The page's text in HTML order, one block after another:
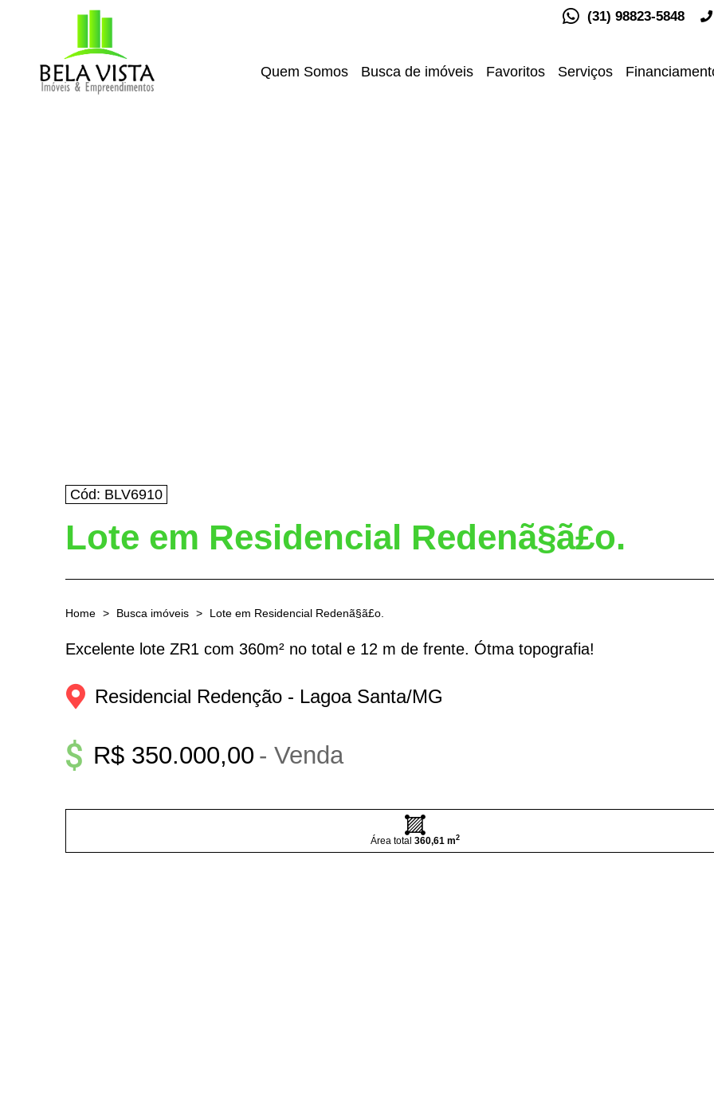
(31) 98823-5848
Quem Somos Busca de imóveis Favoritos Serviços
Cód: BLV6910
Lote em Residencial Redenã§ã£o.
Home Busca imóveis Lote em Residencial Redenã§ã£o.
Excelente lote ZR1 com 360m² no total e 12 m de frente. Ótma topografia!
Residencial Redenção - Lagoa Santa/MG
R$ 350.000,00 - Venda
Área total 360,61 m2